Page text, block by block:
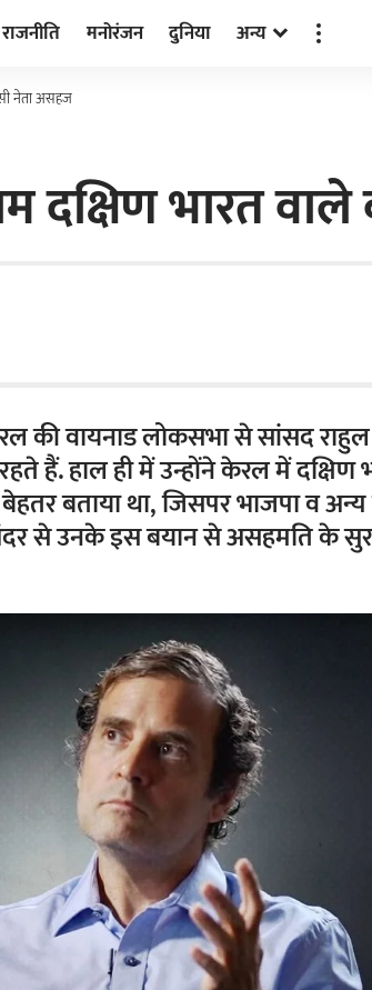
राजनीति मनोरंजन दुनिया अन्य
नेता असहज
दक्षिण भारत
केरल की वायनाड लोकसभा से सांसद
हैं. हाल ही में उन्होंने केरल में दक्षिण
बताया था, जिसपर भाजपा व
से उनके इस बयान से असहमति के